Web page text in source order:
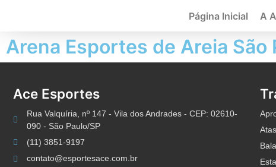
Página Inicial A
Arena Esportes de Areia São
Ace Esportes
Rua Valquíria, nº 147 - Vila dos Andrades - CEP: 02610-
090 - São Paulo/SP
(11) 3851-9197
contato@esportesace.com.br